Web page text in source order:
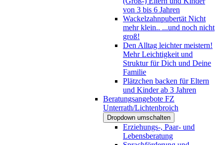
von 3 bis 6 Jahren
Wackelzahnpubertät Nicht
mehr klein.. ...und noch nicht
groß!
Den Alltag leichter meistern!
Mehr Leichtigkeit und
Struktur für Dich und Deine
Familie
Plätzchen backen für Eltern
und Kinder ab 3 Jahren
Beratungsangebote FZ
Unterrath/Lichtenbroich
Dropdown umschalten
Erziehungs-, Paar- und
Lebensberatung